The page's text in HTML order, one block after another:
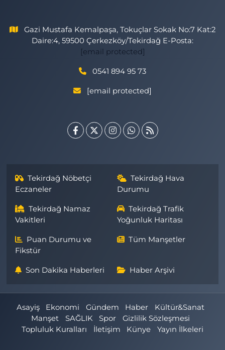
Gazi Mustafa Kemalpaşa, Tokuçlar Sokak No:7 Kat:2
Daire:4, 59500 Çerkezköy/Tekirdağ E-Posta:
[email protected]
0541 894 95 73
[email protected]
Tekirdağ Nöbetçi
Eczaneler
Tekirdağ Hava
Durumu
Tekirdağ Namaz
Vakitleri
Tekirdağ Trafik
Yoğunluk Haritası
Puan Durumu ve
Fikstür
Tüm Manşetler
Son Dakika Haberleri Haber Arşivi
Asayiş Ekonomi Gündem Haber
Kültür&Sanat
Manşet
SAĞLIK Spor
Gizlilik Sözleşmesi
Topluluk Kuralları
İletişim Künye Yayın İlkeleri